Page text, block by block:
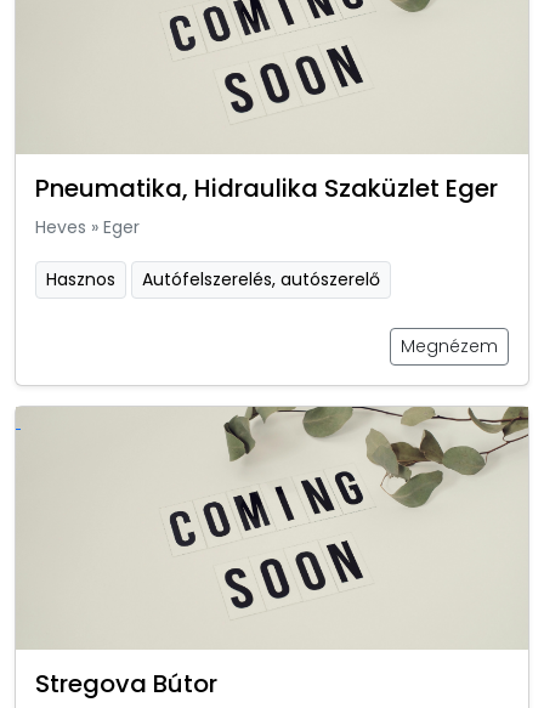
Pneumatika, Hidraulika Szaküzlet Eger
Heves » Eger
Hasznos Autófelszerelés, autószerelő
Megnézem
Stregova Bútor